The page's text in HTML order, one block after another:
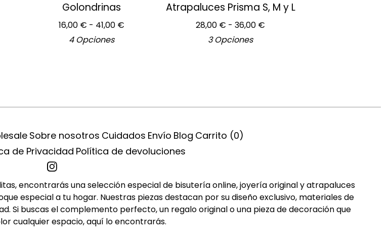
Golondrinas
16,00 € - 41,00 €
4 Opciones
Atrapaluces Prisma S, M y L
28,00 € - 36,00 €
3 Opciones
Sobre nosotros Cuidados Envío Blog Carrito (0)
de Privacidad Política de devoluciones
Bolitas, encontrarás una selección especial de bisutería online, joyería original y atrapaluces
especial a tu hogar. Nuestras piezas destacan por su diseño exclusivo, materiales de
Si buscas el complemento perfecto, un regalo original o una pieza de decoración que
cualquier espacio, aquí lo encontrarás.